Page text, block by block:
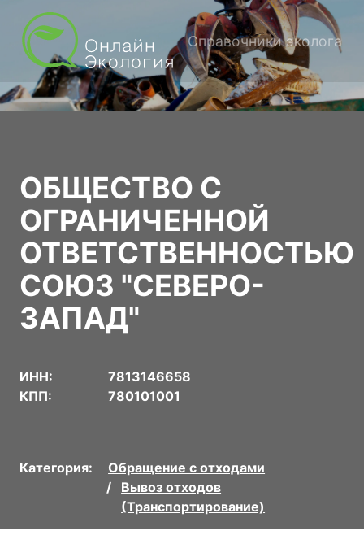
Справочники эколога
ОБЩЕСТВО С
ОГРАНИЧЕННОЙ
ОТВЕТСТВЕННОСТЬЮ
СОЮЗ "СЕВЕРО-
ЗАПАД"
ИНН:
7813146658
КПП:
780101001
Категория:
Обращение с отходами
Вывоз отходов
(Транспортирование)